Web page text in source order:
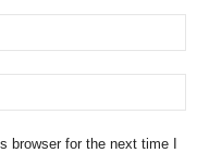
browser for the next time I